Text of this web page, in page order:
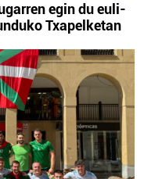
egin du euli-
Txapelketan